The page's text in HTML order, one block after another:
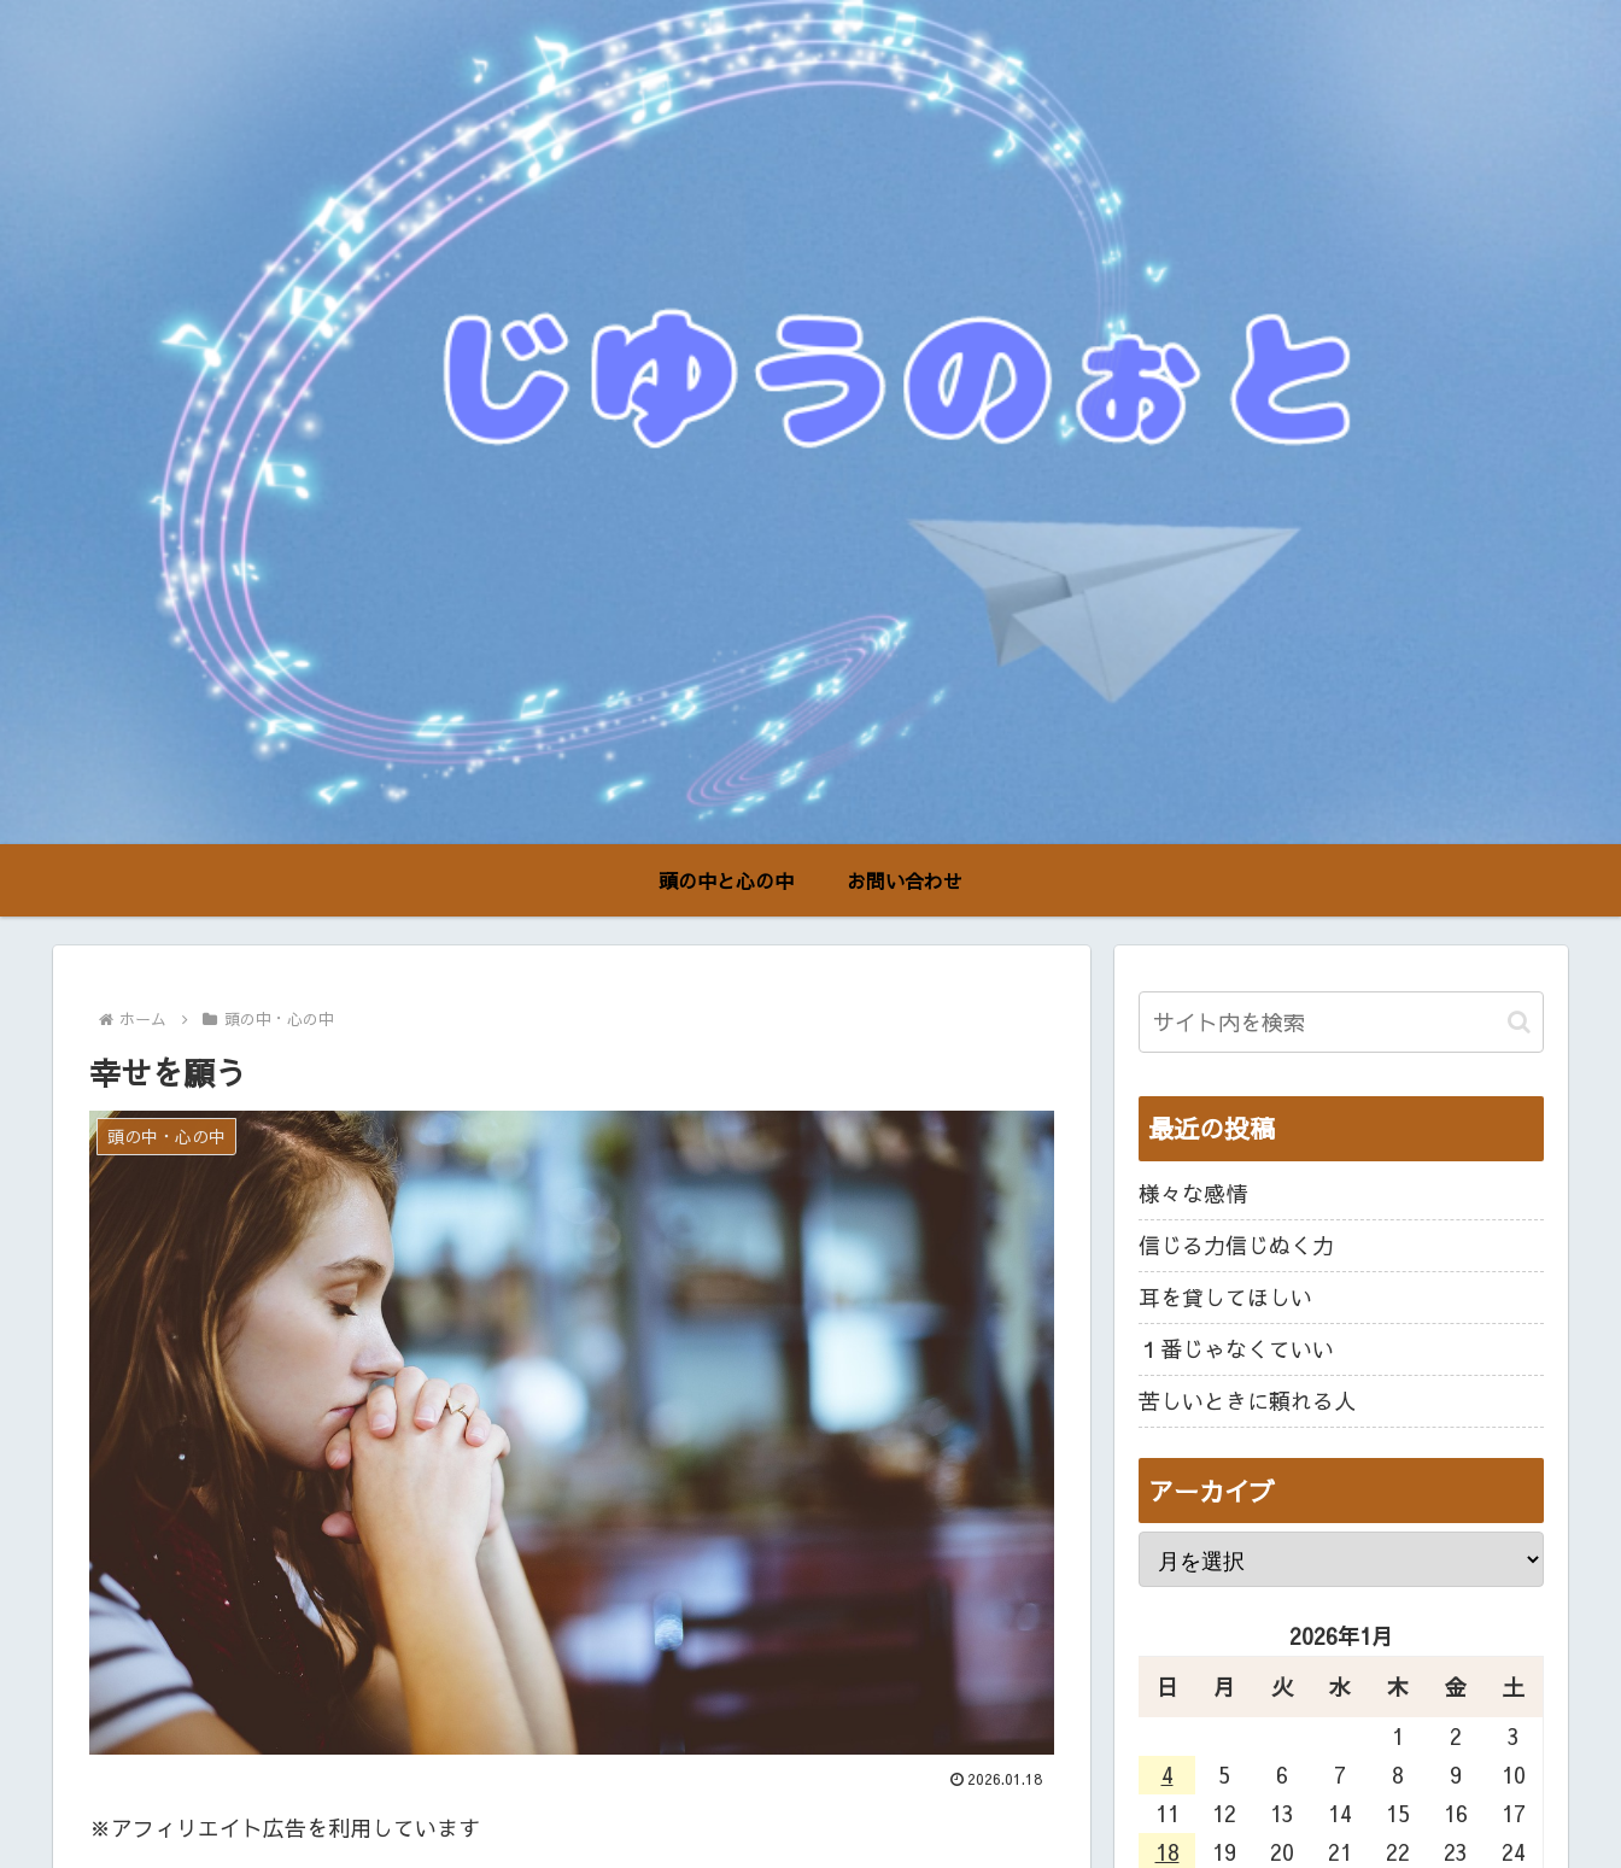
頭の中と心の中 お問い合わせ
ホーム 頭の中・心の中
幸せを願う
頭の中・心の中
2026.01.18
※アフィリエイト広告を利用しています
最近の投稿
様々な感情
信じる力信じぬく力
耳を貸してほしい
１番じゃなくていい
苦しいときに頼れる人
アーカイブ
2026年1月
日
月 火 水 木 金
土
1
2
3
4
5 6 7 8 9
10
11
12 13 14 15 16
17
18
19 20 21 22 23
24